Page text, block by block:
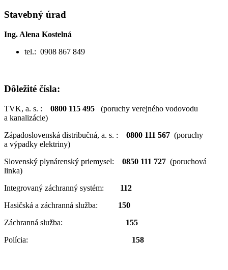
Stavebný úrad
Ing. Alena Kostelná
tel.: 0908 867 849
Dôležité čísla:
TVK, a. s. : 0800 115 495 (poruchy verejného vodovodu
a kanalizácie)
Západoslovenská distribučná, a. s. :
0800 111 567 (poruchy
a výpadky elektriny)
Slovenský plynárenský priemysel: 0850 111 727 (poruchová
linka)
Integrovaný záchranný systém: 112
Hasičská a záchranná služba: 150
Záchranná služba:
155
Polícia:
158